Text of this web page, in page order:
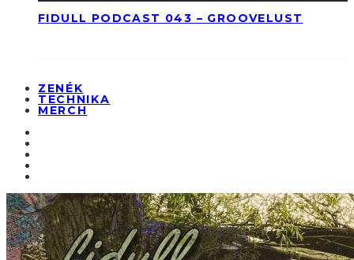
FIDULL PODCAST 043 – GROOVELUST
ZENÉK
TECHNIKA
MERCH